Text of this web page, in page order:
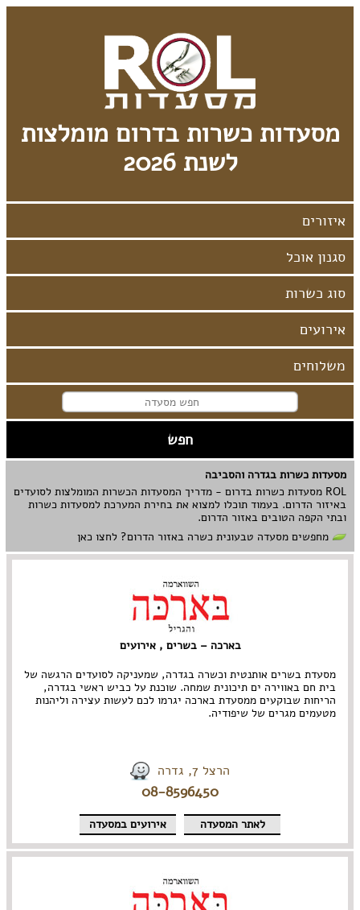
מסעדות כשרות בדרום מומלצות
לשנת 2026
אירועים
משלוחים
מסעדות כשרות בגדרה והסביבה
ROL מסעדות כשרות בדרום - מדריך המסעדות הכשרות המומלצות לסועדים
באיזור הדרום. בעמוד תוכלו למצוא את בחירת המערכת למסעדות כשרות
ובתי הקפה הטובים באזור הדרום.
מחפשים מסעדה טבעונית כשרה באזור הדרום? לחצו כאן
בארכה – בשרים , אירועים
מסעדת בשרים אותנטית וכשרה בגדרה, שמעניקה לסועדים הרגשה של
בית חם באווירה ים תיכונית שמחה. שוכנת על כביש ראשי בגדרה,
הריחות שבוקעים ממסעדת בארכה יגרמו לכם לעשות עצירה וליהנות
מטעמים מגרים של שיפודיה.
הרצל 7, גדרה
08-8596450
לאתר המסעדה אירועים במסעדה